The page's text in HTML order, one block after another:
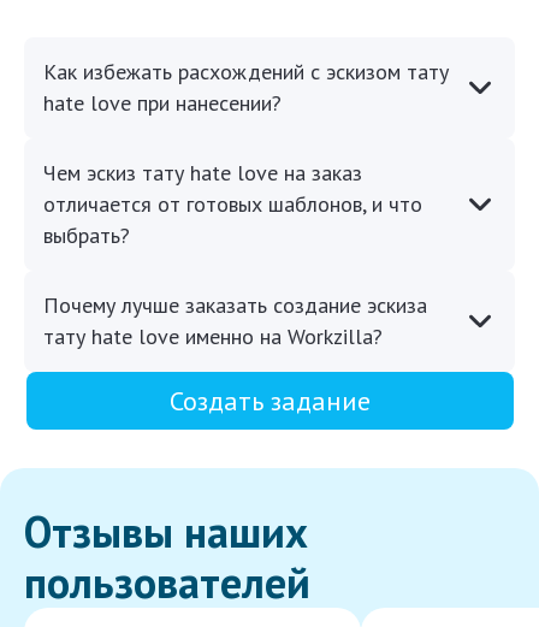
Как избежать расхождений с эскизом тату
hate love при нанесении?
Чем эскиз тату hate love на заказ
отличается от готовых шаблонов, и что
выбрать?
Почему лучше заказать создание эскиза
тату hate love именно на Workzilla?
Создать задание
Отзывы наших
пользователей